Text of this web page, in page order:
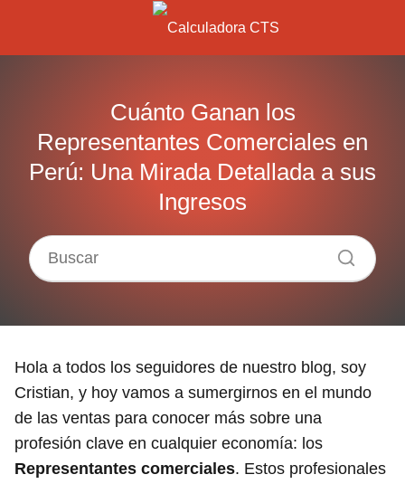
Cuánto Ganan los
Representantes Comerciales en
Perú: Una Mirada Detallada a sus
Ingresos
Hola a todos los seguidores de nuestro blog, soy
Cristian, y hoy vamos a sumergirnos en el mundo
de las ventas para conocer más sobre una
profesión clave en cualquier economía: los
Representantes comerciales. Estos profesionales